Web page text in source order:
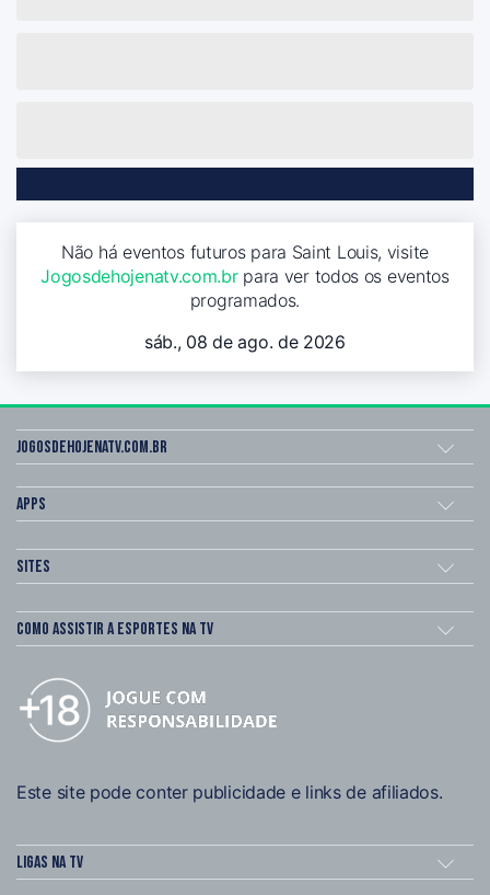
Não há eventos futuros para Saint Louis, visite
Jogosdehojenatv.com.brpara ver todos os eventos
programados.
sáb., 08 de ago. de 2026
Jogosdehojenatv.com.br
Apps
Sites
Como assistir a esportes na TV
Este site pode conter publicidade e links de afiliados.
Ligas na TV